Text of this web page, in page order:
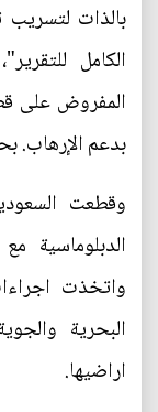
بالذات لتسريب
الكامل
المفروض على
بدعم
وقطعت
الدبلوماسية
واتخذت
البحرية
اراضيها.